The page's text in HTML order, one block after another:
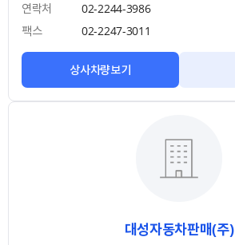
연락처
02-2244-3986
팩스
02-2247-3011
상사차량보기
대성자동차판매(주)